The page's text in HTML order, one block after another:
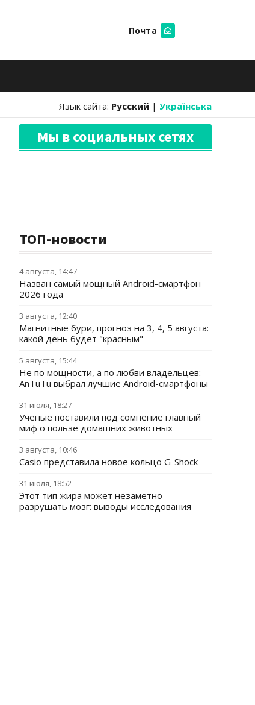
Почта
Язык сайта: Русский | Українська
Мы в социальных сетях
ТОП-новости
4 августа, 14:47
Назван самый мощный Android-смартфон
2026 года
3 августа, 12:40
Магнитные бури, прогноз на 3, 4, 5 августа:
какой день будет "красным"
5 августа, 15:44
Не по мощности, а по любви владельцев:
AnTuTu выбрал лучшие Android-смартфоны
31 июля, 18:27
Ученые поставили под сомнение главный
миф о пользе домашних животных
3 августа, 10:46
Casio представила новое кольцо G-Shock
31 июля, 18:52
Этот тип жира может незаметно
разрушать мозг: выводы исследования